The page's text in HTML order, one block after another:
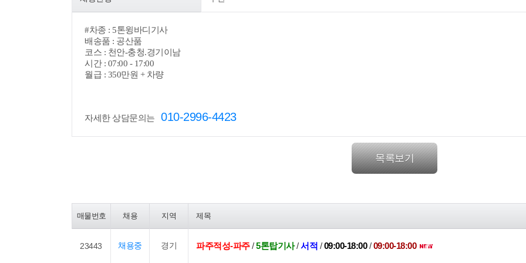
#차종 : 5톤윙바디기사
배송품 : 공산품
코스 : 천안-충청.경기이남
시간 : 07:00 - 17:00
월급 : 350만원 + 차량
자세한 상담문의는 010-2996-4423
목록보기
매물번호 채용 지역 제목
23443 채용중 경기 파주적성-파주/5톤탑기사/서적 /09:00-18:00/09:00-18:00